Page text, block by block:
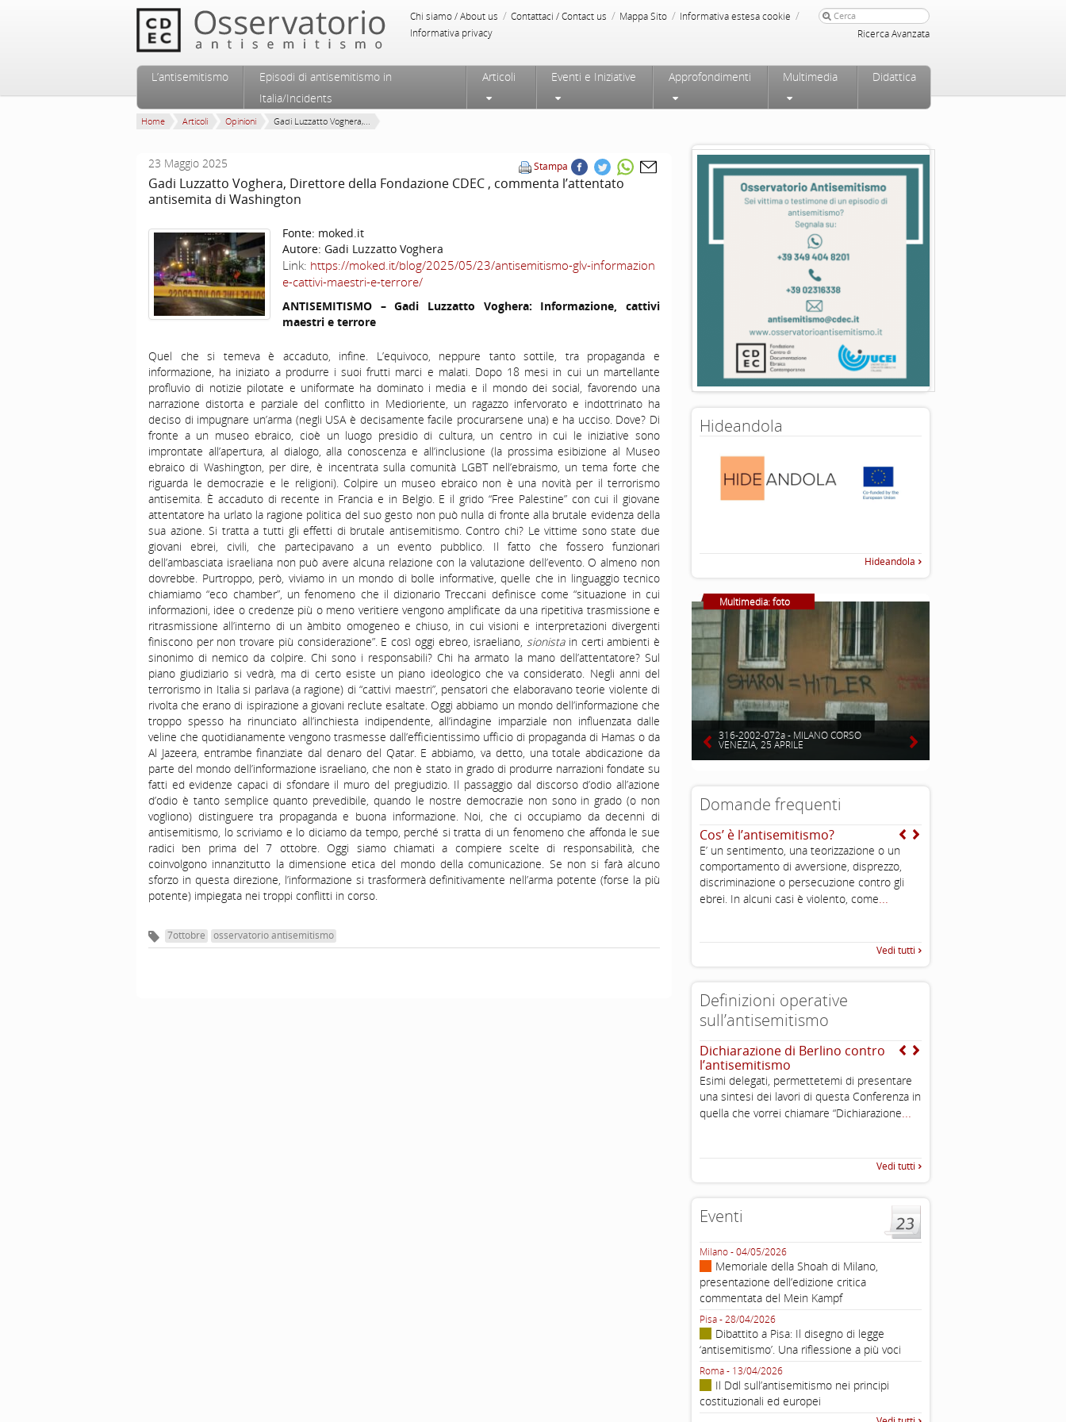
Chi siamo / About us / Contattaci / Contact us / Mappa Sito / Informativa estesa cookie /
Informativa privacy Ricerca Avanzata
Menu principale
Vai al contenuto principale
Vai al contenuto secondario
L’antisemitismo
Episodi di antisemitismo in
Italia/Incidents
Articoli Eventi e Iniziative Approfondimenti Multimedia Didattica
Home Articoli Opinioni Gadi Luzzatto Voghera,...
Stampa
23 Maggio 2025
Gadi Luzzatto Voghera, Direttore della Fondazione CDEC , commenta l’attentato
antisemita di Washington
Fonte: moked.it
Autore: Gadi Luzzatto Voghera
Link: https://moked.it/blog/2025/05/23/antisemitismo-glv-informazion
e-cattivi-maestri-e-terrore/
ANTISEMITISMO – Gadi Luzzatto Voghera: Informazione, cattivi
maestri e terrore
Quel che si temeva è accaduto, infine. L’equivoco, neppure tanto sottile, tra propaganda e
informazione, ha iniziato a produrre i suoi frutti marci e malati. Dopo 18 mesi in cui un martellante
profluvio di notizie pilotate e uniformate ha dominato i media e il mondo dei social, favorendo una
narrazione distorta e parziale del conflitto in Medioriente, un ragazzo infervorato e indottrinato ha
deciso di impugnare un’arma (negli USA è decisamente facile procurarsene una) e ha ucciso. Dove? Di
fronte a un museo ebraico, cioè un luogo presidio di cultura, un centro in cui le iniziative sono
improntate all’apertura, al dialogo, alla conoscenza e all’inclusione (la prossima esibizione al Museo
ebraico di Washington, per dire, è incentrata sulla comunità LGBT nell’ebraismo, un tema forte che
riguarda le democrazie e le religioni). Colpire un museo ebraico non è una novità per il terrorismo
antisemita. È accaduto di recente in Francia e in Belgio. E il grido “Free Palestine” con cui il giovane
attentatore ha urlato la ragione politica del suo gesto non può nulla di fronte alla brutale evidenza della
sua azione. Si tratta a tutti gli effetti di brutale antisemitismo. Contro chi? Le vittime sono state due
giovani ebrei, civili, che partecipavano a un evento pubblico. Il fatto che fossero funzionari
dell’ambasciata israeliana non può avere alcuna relazione con la valutazione dell’evento. O almeno non
dovrebbe. Purtroppo, però, viviamo in un mondo di bolle informative, quelle che in linguaggio tecnico
chiamiamo “eco chamber”, un fenomeno che il dizionario Treccani definisce come “situazione in cui
informazioni, idee o credenze più o meno veritiere vengono amplificate da una ripetitiva trasmissione e
ritrasmissione all’interno di un àmbito omogeneo e chiuso, in cui visioni e interpretazioni divergenti
finiscono per non trovare più considerazione”. E così oggi ebreo, israeliano, sionistain certi ambienti è
sinonimo di nemico da colpire. Chi sono i responsabili? Chi ha armato la mano dell’attentatore? Sul
piano giudiziario si vedrà, ma di certo esiste un piano ideologico che va considerato. Negli anni del
terrorismo in Italia si parlava (a ragione) di “cattivi maestri”, pensatori che elaboravano teorie violente di
rivolta che erano di ispirazione a giovani reclute esaltate. Oggi abbiamo un mondo dell’informazione che
troppo spesso ha rinunciato all’inchiesta indipendente, all’indagine imparziale non influenzata dalle
veline che quotidianamente vengono trasmesse dall’efficientissimo ufficio di propaganda di Hamas o da
Al Jazeera, entrambe finanziate dal denaro del Qatar. E abbiamo, va detto, una totale abdicazione da
parte del mondo dell’informazione israeliano, che non è stato in grado di produrre narrazioni fondate su
fatti ed evidenze capaci di sfondare il muro del pregiudizio. Il passaggio dal discorso d’odio all’azione
d’odio è tanto semplice quanto prevedibile, quando le nostre democrazie non sono in grado (o non
vogliono) distinguere tra propaganda e buona informazione. Noi, che ci occupiamo da decenni di
antisemitismo, lo scriviamo e lo diciamo da tempo, perché si tratta di un fenomeno che affonda le sue
radici ben prima del 7 ottobre. Oggi siamo chiamati a compiere scelte di responsabilità, che
coinvolgono innanzitutto la dimensione etica del mondo della comunicazione. Se non si farà alcuno
sforzo in questa direzione, l’informazione si trasformerà definitivamente nell’arma potente (forse la più
potente) impiegata nei troppi conflitti in corso.
7ottobre osservatorio antisemitismo
Hideandola
Hideandola
Multimedia: foto
316-2002-072a - MILANO CORSO
VENEZIA, 25 APRILE
Domande frequenti
Cos’ è l’antisemitismo?
E’ un sentimento, una teorizzazione o un
comportamento di avversione, disprezzo,
discriminazione o persecuzione contro gli
ebrei. In alcuni casi è violento, come...
Vedi tutti
Definizioni operative
sull’antisemitismo
Dichiarazione di Berlino contro
l’antisemitismo
Esimi delegati, permettetemi di presentare
una sintesi dei lavori di questa Conferenza in
quella che vorrei chiamare “Dichiarazione...
Vedi tutti
Eventi
Milano - 04/05/2026
Memoriale della Shoah di Milano,
presentazione dell’edizione critica
commentata del Mein Kampf
Pisa - 28/04/2026
Dibattito a Pisa: Il disegno di legge
‘antisemitismo’. Una riflessione a più voci
Roma - 13/04/2026
Il Ddl sull’antisemitismo nei principi
costituzionali ed europei